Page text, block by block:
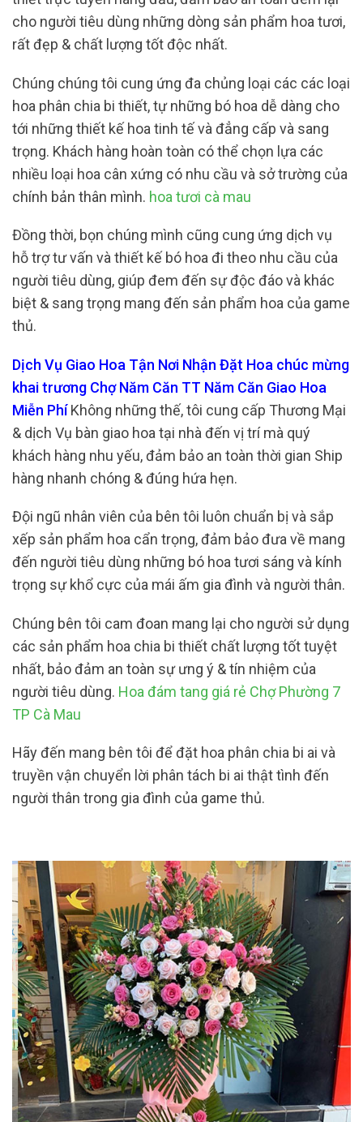
cho người tiêu dùng những dòng sản phẩm hoa tươi,
rất đẹp & chất lượng tốt độc nhất.
Chúng chúng tôi cung ứng đa chủng loại các các loại
hoa phân chia bi thiết, tự những bó hoa dễ dàng cho
tới những thiết kế hoa tinh tế và đẳng cấp và sang
trọng. Khách hàng hoàn toàn có thể chọn lựa các
nhiều loại hoa cân xứng có nhu cầu và sở trường của
chính bản thân mình. hoa tươi cà mau
Đồng thời, bọn chúng mình cũng cung ứng dịch vụ
hỗ trợ tư vấn và thiết kế bó hoa đi theo nhu cầu của
người tiêu dùng, giúp đem đến sự độc đáo và khác
biệt & sang trọng mang đến sản phẩm hoa của game
thủ.
Dịch Vụ Giao Hoa Tận Nơi Nhận Đặt Hoa chúc mừng
khai trương Chợ Năm Căn TT Năm Căn Giao Hoa
Miễn PhíKhông những thế, tôi cung cấp Thương Mại
& dịch Vụ bàn giao hoa tại nhà đến vị trí mà quý
khách hàng nhu yếu, đảm bảo an toàn thời gian Ship
hàng nhanh chóng & đúng hứa hẹn.
Đội ngũ nhân viên của bên tôi luôn chuẩn bị và sắp
xếp sản phẩm hoa cẩn trọng, đảm bảo đưa về mang
đến người tiêu dùng những bó hoa tươi sáng và kính
trọng sự khổ cực của mái ấm gia đình và người thân.
Chúng bên tôi cam đoan mang lại cho người sử dụng
các sản phẩm hoa chia bi thiết chất lượng tốt tuyệt
nhất, bảo đảm an toàn sự ưng ý & tín nhiệm của
người tiêu dùng. Hoa đám tang giá rẻ Chợ Phường 7
TP Cà Mau
Hãy đến mang bên tôi để đặt hoa phân chia bi ai và
truyền vận chuyển lời phân tách bi ai thật tình đến
người thân trong gia đình của game thủ.